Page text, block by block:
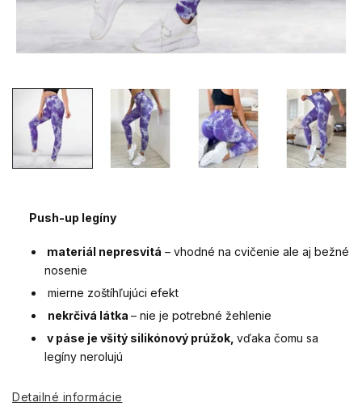
Push-up legíny
materiál nepresvitá – vhodné na cvičenie ale aj bežné
nosenie
mierne zoštíhľujúci efekt
nekrčivá látka – nie je potrebné žehlenie
v páse je všitý silikónový prúžok, vďaka čomu sa
legíny nerolujú
Detailné informácie